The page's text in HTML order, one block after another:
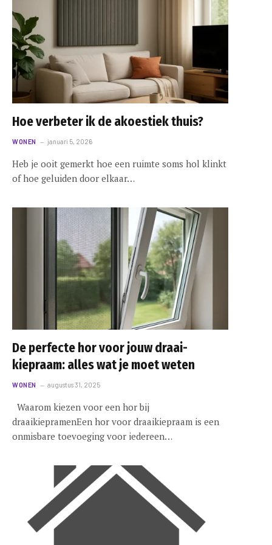
Hoe verbeter ik de akoestiek thuis?
WONEN januari 5, 2026
Heb je ooit gemerkt hoe een ruimte soms hol klinkt
of hoe geluiden door elkaar…
De perfecte hor voor jouw draai-
kiepraam: alles wat je moet weten
WONEN augustus 31, 2025
Waarom kiezen voor een hor bij
draaikiepramenEen hor voor draaikiepraam is een
onmisbare toevoeging voor iedereen…